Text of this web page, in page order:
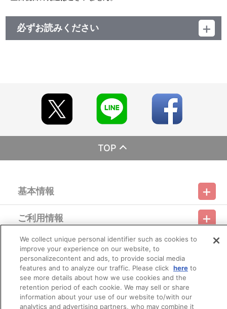
必ずお読みください
同日にお届けとならない場合がございます。また、購入順や地域順
でのお届けではございません。
※今後劇場や店頭・催事などで販売する場合がございます。
■商品について
※本商品は、「『劇場版アイドリッシュセブン LIVE 4bit BEYOND
THE PERiOD』祝！ムビナナ1周年スペシャル上映会」のナナイロス
トア、およびイベント会場で販売していた商品と同じものとなりま
※事前通販・事後通販で付与しておりましたナナイロストア特典
【ポストカード（全4種／ランダム）】は付与されませんので、あ
※1度のお会計でカートに入れられる商品は60種類までとなりま
す。それ以上のお買い物の際は、決済後に新たにご注文をお願いい
たします。
※「在庫がありません」表示後も、ご注文のキャンセルや支払い期
限切れが発生した際は販売を再開させていただく場合がございま
す。あらかじめご了承ください。
※商品画像はイメージです。実際の商品仕様が異なる場合がござい
ます。
※撮影環境やご利用のモニター環境により、実物と多少異なって見
える場合がございます。あらかじめご了承ください。
※ご注文に際して、不正行為もしくはそのおそれがある行為がなさ
TOP
基本情報
利用規約 特定商取引法に基づく表示
プライバシーオプション 会社概要
ご利用情報
ご利用ガイド サイトマップ お問い合わせ 推奨環境
Do Not Sell or Share My Personal Information
会員メニュー
ログイン 会員規約 新規会員登録
その他のご案内
バンダイナムコフィルムワークス
We collect unique personal identifier such as cookies to
improve your experience on our website, to
personalizecontent and ads, to provide social media
features and to analyze our traffic. Please click hereto
see more details about how we use cookies and the
retention period of each cookie. We may sell or share
information about your use of our website to/with our
analytics and advertising partners, who may combine it